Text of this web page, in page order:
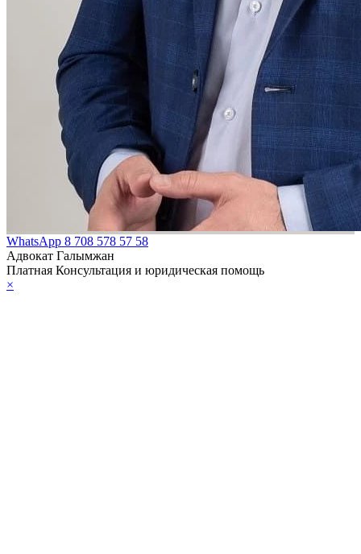
WhatsApp 8 708 578 57 58
Адвокат Галымжан
Платная Консультация и юридическая помощь
×